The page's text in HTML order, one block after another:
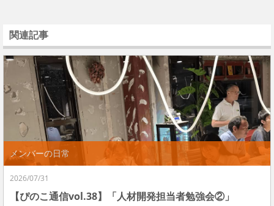
関連記事
メンバーの日常
2026/07/31
【ぴのこ通信vol.38】「人材開発担当者勉強会②」